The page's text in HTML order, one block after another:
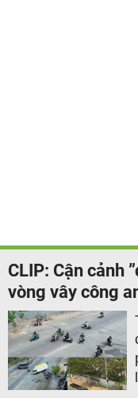
CLIP: Cận cảnh
vòng vây công